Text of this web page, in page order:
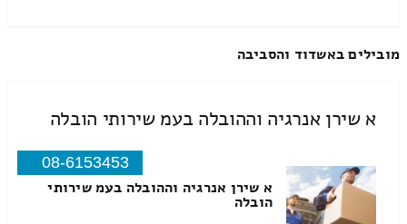
מובילים באשדוד והסביבה
א שירן אנרגיה וההובלה בעמ שירותי הובלה
08-6153453
א שירן אנרגיה וההובלה בעמ שירותי
הובלה